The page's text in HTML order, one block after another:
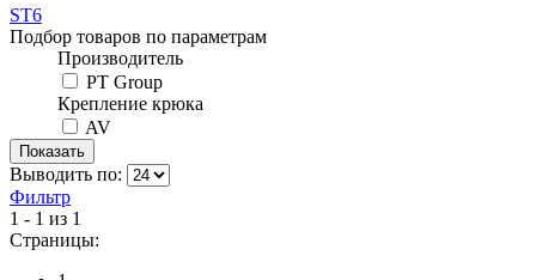
ST6
Подбор товаров по параметрам
Производитель
PT Group
Крепление крюка
AV
Выводить по:
Фильтр
1 - 1 из 1
Страницы: